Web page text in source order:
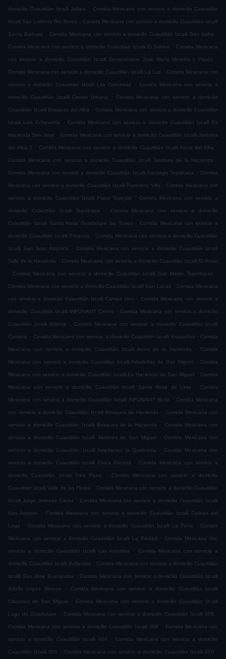
domicilio Cuautitlán Izcalli Jaltipa . Comida Mexicana con servicio a domicilio Cuautitlán
Izcalli San Lorenzo Rio Tenco . Comida Mexicana con servicio a domicilio Cuautitlán Izcalli
Santa Barbara . Comida Mexicana con servicio a domicilio Cuautitlán Izcalli San Isidro .
Comida Mexicana con servicio a domicilio Cuautitlán Izcalli El Sabino . Comida Mexicana
con servicio a domicilio Cuautitlán Izcalli Generalísimo José María Morelos y Pavón .
Comida Mexicana con servicio a domicilio Cuautitlán Izcalli La Luz . Comida Mexicana con
servicio a domicilio Cuautitlán Izcalli Las Conchitas . Comida Mexicana con servicio a
domicilio Cuautitlán Izcalli Centro Urbano . Comida Mexicana con servicio a domicilio
Cuautitlán Izcalli Bosques del Alba . Comida Mexicana con servicio a domicilio Cuautitlán
Izcalli Luis Echeverria . Comida Mexicana con servicio a domicilio Cuautitlán Izcalli Ex
Hacienda San Jose . Comida Mexicana con servicio a domicilio Cuautitlán Izcalli Jardines
del Alba 2 . Comida Mexicana con servicio a domicilio Cuautitlán Izcalli Arcos del Alba .
Comida Mexicana con servicio a domicilio Cuautitlán Izcalli Jardines de la Hacienda .
Comida Mexicana con servicio a domicilio Cuautitlán Izcalli Santiago Tepalcapa . Comida
Mexicana con servicio a domicilio Cuautitlán Izcalli Francisco Villa . Comida Mexicana con
servicio a domicilio Cuautitlán Izcalli Plaza Tepeyac . Comida Mexicana con servicio a
domicilio Cuautitlán Izcalli Tepalcapa . Comida Mexicana con servicio a domicilio
Cuautitlán Izcalli Santa Maria Guadalupe las Torres . Comida Mexicana con servicio a
domicilio Cuautitlán Izcalli Privanza . Comida Mexicana con servicio a domicilio Cuautitlán
Izcalli San Juan Atlamica . Comida Mexicana con servicio a domicilio Cuautitlán Izcalli
Valle de la Hacienda . Comida Mexicana con servicio a domicilio Cuautitlán Izcalli El Rosal
.
Comida Mexicana con servicio a domicilio Cuautitlán Izcalli San Martin Tepetlixpan .
Comida Mexicana con servicio a domicilio Cuautitlán Izcalli San Lucas . Comida Mexicana
con servicio a domicilio Cuautitlán Izcalli Campo Uno . Comida Mexicana con servicio a
domicilio Cuautitlán Izcalli INFONAVIT Centro . Comida Mexicana con servicio a domicilio
Cuautitlán Izcalli Atlanta . Comida Mexicana con servicio a domicilio Cuautitlán Izcalli
Cumbria . Comida Mexicana con servicio a domicilio Cuautitlán Izcalli Ensueños . Comida
Mexicana con servicio a domicilio Cuautitlán Izcalli Arcos de la Hacienda . Comida
Mexicana con servicio a domicilio Cuautitlán Izcalli Arboledas de San Miguel . Comida
Mexicana con servicio a domicilio Cuautitlán Izcalli Ex Hacienda de San Miguel . Comida
Mexicana con servicio a domicilio Cuautitlán Izcalli Santa Rosa de Lima . Comida
Mexicana con servicio a domicilio Cuautitlán Izcalli INFONAVIT Norte . Comida Mexicana
con servicio a domicilio Cuautitlán Izcalli Bosques de Hacienda . Comida Mexicana con
servicio a domicilio Cuautitlán Izcalli Bosques de la Hacienda . Comida Mexicana con
servicio a domicilio Cuautitlán Izcalli Jardines de San Miguel . Comida Mexicana con
servicio a domicilio Cuautitlán Izcalli Ampliacion la Quebrada . Comida Mexicana con
servicio a domicilio Cuautitlán Izcalli Civica Bacardi . Comida Mexicana con servicio a
domicilio Cuautitlán Izcalli Tres Picos . Comida Mexicana con servicio a domicilio
Cuautitlán Izcalli Valle de las Flores . Comida Mexicana con servicio a domicilio Cuautitlán
Izcalli Jorge Jimenez Cantu . Comida Mexicana con servicio a domicilio Cuautitlán Izcalli
San Antonio . Comida Mexicana con servicio a domicilio Cuautitlán Izcalli Colinas del
Lago . Comida Mexicana con servicio a domicilio Cuautitlán Izcalli La Perla . Comida
Mexicana con servicio a domicilio Cuautitlán Izcalli La Piedad . Comida Mexicana con
servicio a domicilio Cuautitlán Izcalli Las Auroritas . Comida Mexicana con servicio a
domicilio Cuautitlán Izcalli Bellavista . Comida Mexicana con servicio a domicilio Cuautitlán
Izcalli San Jose Buenavista . Comida Mexicana con servicio a domicilio Cuautitlán Izcalli
Adolfo Lopez Mateos . Comida Mexicana con servicio a domicilio Cuautitlán Izcalli
Claustros de San Miguel . Comida Mexicana con servicio a domicilio Cuautitlán Izcalli
Lago de Guadalupe . Comida Mexicana con servicio a domicilio Cuautitlán Izcalli 005 .
Comida Mexicana con servicio a domicilio Cuautitlán Izcalli 006 . Comida Mexicana con
servicio a domicilio Cuautitlán Izcalli 004 . Comida Mexicana con servicio a domicilio
Cuautitlán Izcalli 001 . Comida Mexicana con servicio a domicilio Cuautitlán Izcalli 010 .